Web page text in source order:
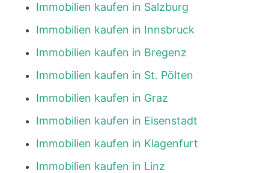
Immobilien kaufen in Salzburg
Immobilien kaufen in Innsbruck
Immobilien kaufen in Bregenz
Immobilien kaufen in St. Pölten
Immobilien kaufen in Graz
Immobilien kaufen in Eisenstadt
Immobilien kaufen in Klagenfurt
Immobilien kaufen in Linz